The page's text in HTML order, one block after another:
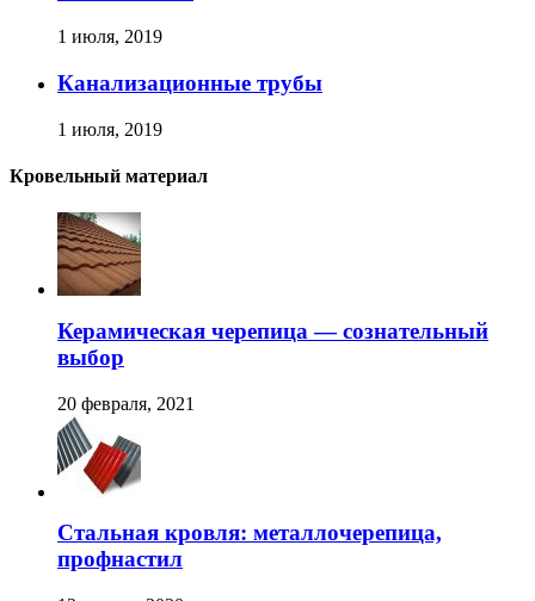
1 июля, 2019
Канализационные трубы
1 июля, 2019
Кровельный материал
Керамическая черепица — сознательный
выбор
20 февраля, 2021
Стальная кровля: металлочерепица,
профнастил